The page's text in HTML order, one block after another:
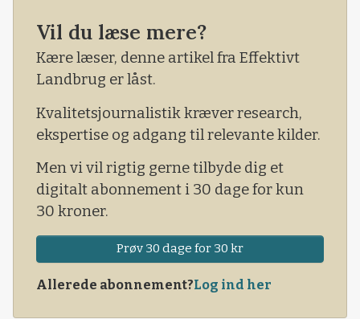
Vil du læse mere?
Kære læser, denne artikel fra Effektivt
Landbrug er låst.
Kvalitetsjournalistik kræver research,
ekspertise og adgang til relevante kilder.
Men vi vil rigtig gerne tilbyde dig et
digitalt abonnement i 30 dage for kun
30 kroner.
Prøv 30 dage for 30 kr
Allerede abonnement?Log ind her